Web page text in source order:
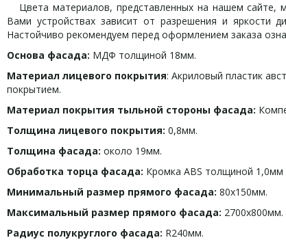
Цвета материалов, представленных на нашем сайте,
Вами устройствах зависит от разрешения и яркости
Настойчиво рекомендуем перед оформлением заказа
Основа фасада: МДФ толщиной 18мм.
Материал лицевого покрытия: Акриловый пластик
покрытием.
Материал покрытия тыльной стороны фасада:
Толщина лицевого покрытия: 0,8мм.
Толщина фасада: около 19мм.
Обработка торца фасада: Кромка ABS толщиной 1,0мм
Минимальный размер прямого фасада: 80х150мм.
Максимальный размер прямого фасада: 2700х800мм.
Радиус полукруглого фасада: R240мм.